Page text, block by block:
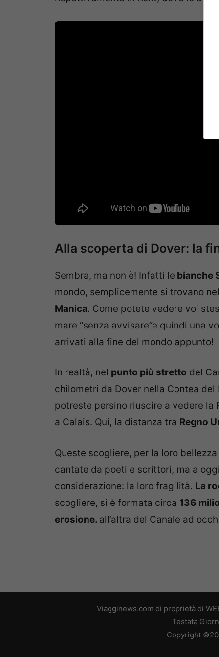
Alla scoperta di Dover: la
Sembra, ma non è! Infatti le bianche
mondo, semplicemente si trovano nel
Manica. Come potete vedere voi
mare “senza avvisare”e quindi una
arrivati alla fine del mondo appunto!
In realtà, nel punto più stretto del
chilometri da Dover nella Contea
potreste persino riuscire a vedere
a Calais. Qui, la distanza tra Regno
Queste scogliere, per la loro
cantate da poeti e scrittori, ma a
considerazione: la loro fragilità. La
scogliere, si è formata circa 136
erosione. all’altra del Canale ad
Viagginews.com di proprietà di
Testata
Copyright